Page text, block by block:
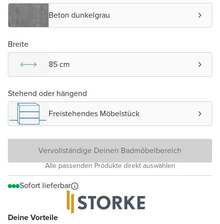
Deine Vorteile
Beton dunkelgrau
Breite
85 cm
Stehend oder hängend
Freistehendes Möbelstück
Vervollständige Deinen Badmöbelbereich
Alle passenden Produkte direkt auswählen
Sofort lieferbar